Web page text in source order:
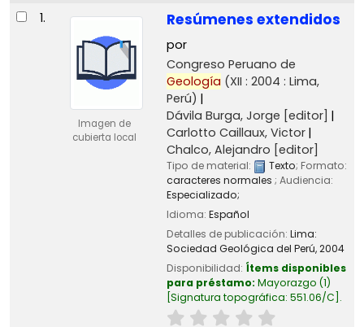
Resultados
1.
Imagen de
cubierta local
Resúmenes extendidos
por
Congreso Peruano de
Geología (XII : 2004 : Lima,
Perú)
Dávila Burga, Jorge [editor]
Carlotto Caillaux, Victor
Chalco, Alejandro [editor]
Tipo de material: Texto; Formato:
caracteres normales ; Audiencia:
Especializado;
Idioma: Español
Detalles de publicación: Lima:
Sociedad Geológica del Perú,2004
Disponibilidad: Ítems disponibles
para préstamo: Mayorazgo (1)
Signatura topográfica: 551.06/C .